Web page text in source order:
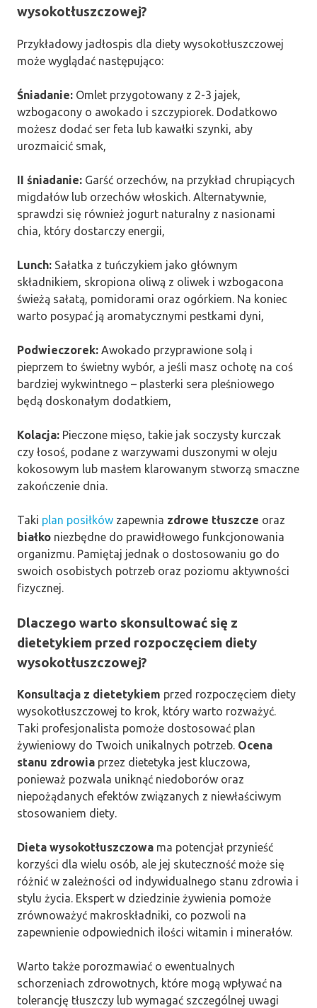
wysokotłuszczowej?
Przykładowy jadłospis dla diety wysokotłuszczowej
może wyglądać następująco:
Śniadanie: Omlet przygotowany z 2-3 jajek,
wzbogacony o awokado i szczypiorek. Dodatkowo
możesz dodać ser feta lub kawałki szynki, aby
urozmaicić smak,
II śniadanie: Garść orzechów, na przykład chrupiących
migdałów lub orzechów włoskich. Alternatywnie,
sprawdzi się również jogurt naturalny z nasionami
chia, który dostarczy energii,
Lunch: Sałatka z tuńczykiem jako głównym
składnikiem, skropiona oliwą z oliwek i wzbogacona
świeżą sałatą, pomidorami oraz ogórkiem. Na koniec
warto posypać ją aromatycznymi pestkami dyni,
Podwieczorek: Awokado przyprawione solą i
pieprzem to świetny wybór, a jeśli masz ochotę na coś
bardziej wykwintnego – plasterki sera pleśniowego
będą doskonałym dodatkiem,
Kolacja: Pieczone mięso, takie jak soczysty kurczak
czy łosoś, podane z warzywami duszonymi w oleju
kokosowym lub masłem klarowanym stworzą smaczne
zakończenie dnia.
Taki plan posiłków zapewnia zdrowe tłuszcze oraz
białko niezbędne do prawidłowego funkcjonowania
organizmu. Pamiętaj jednak o dostosowaniu go do
swoich osobistych potrzeb oraz poziomu aktywności
fizycznej.
Dlaczego warto skonsultować się z
dietetykiem przed rozpoczęciem diety
wysokotłuszczowej?
Konsultacja z dietetykiem przed rozpoczęciem diety
wysokotłuszczowej to krok, który warto rozważyć.
Taki profesjonalista pomoże dostosować plan
żywieniowy do Twoich unikalnych potrzeb. Ocena
stanu zdrowia przez dietetyka jest kluczowa,
ponieważ pozwala uniknąć niedoborów oraz
niepożądanych efektów związanych z niewłaściwym
stosowaniem diety.
Dieta wysokotłuszczowa ma potencjał przynieść
korzyści dla wielu osób, ale jej skuteczność może się
różnić w zależności od indywidualnego stanu zdrowia i
stylu życia. Ekspert w dziedzinie żywienia pomoże
zrównoważyć makroskładniki, co pozwoli na
zapewnienie odpowiednich ilości witamin i minerałów.
Warto także porozmawiać o ewentualnych
schorzeniach zdrowotnych, które mogą wpływać na
tolerancję tłuszczy lub wymagać szczególnej uwagi